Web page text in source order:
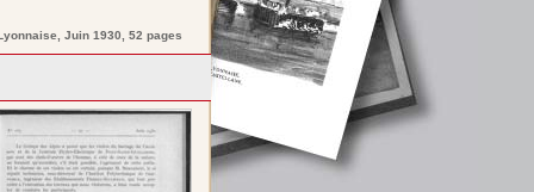
, Juin 1930, 52 pages